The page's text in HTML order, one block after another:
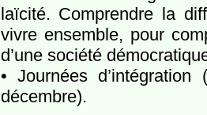
laïcité. Comprendre la
vivre ensemble, pour
d’une société
• Journées
décembre).